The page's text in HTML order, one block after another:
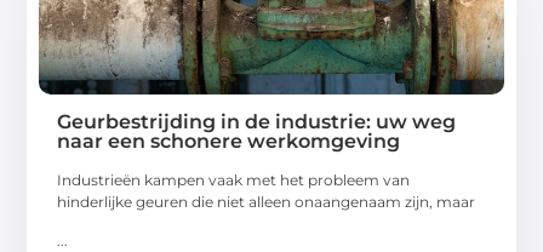
Geurbestrijding in de industrie: uw weg
naar een schonere werkomgeving
Industrieën kampen vaak met het probleem van
hinderlijke geuren die niet alleen onaangenaam zijn, maar
...